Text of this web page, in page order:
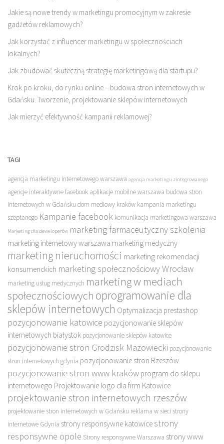
Jakie są nowe trendy w marketingu promocyjnym w zakresie
gadżetów reklamowych?
Jak korzystać z influencer marketingu w społecznościach
lokalnych?
Jak zbudować skuteczną strategię marketingową dla startupu?
Krok po kroku, do rynku online – budowa stron internetowych w
Gdańsku. Tworzenie, projektowanie sklepów internetowych
Jak mierzyć efektywność kampanii reklamowej?
TAGI
agencja marketingu internetowego warszawa agencja marketingu zintegrowanego
agencje interaktywne facebook aplikacje mobilne warszawa budowa stron
internetowych w Gdańsku dom mediowy kraków kampania marketingu
szeptanego Kampanie facebook komunikacja marketingowa warszawa
Marketing dla deweloperów marketing farmaceutyczny szkolenia
marketing internetowy warszawa marketing medyczny
marketing nieruchomości marketing rekomendacji
konsumenckich marketing społecznościowy Wrocław
marketing usług medycznych marketing w mediach
społecznościowych oprogramowanie dla
sklepów internetowych Optymalizacja prestashop
pozycjonowanie katowice pozycjonowanie sklepów
internetowych białystok pozycjonowanie sklepów katowice
pozycjonowanie stron Grodzisk Mazowiecki pozycjonowanie
stron internetowych gdynia pozycjonowanie stron Rzeszów
pozycjonowanie stron www kraków program do sklepu
internetowego Projektowanie logo dla firm Katowice
projektowanie stron internetowych rzeszów
projektowanie stron internetowych w Gdańsku reklama w sieci strony
internetowe Gdynia strony responsywne katowice strony
responsywne opole Strony responsywne Warszawa strony www